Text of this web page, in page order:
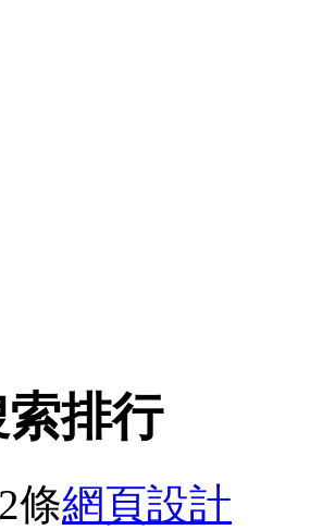
排行
條網頁設計